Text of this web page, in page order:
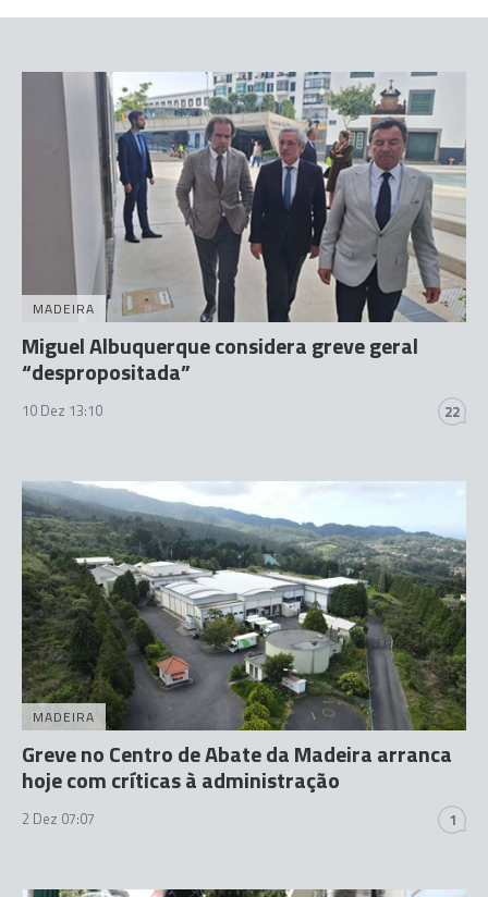
MADEIRA
Miguel Albuquerque considera greve geral
“despropositada”
10 Dez 13:10 22
MADEIRA
Greve no Centro de Abate da Madeira arranca
hoje com críticas à administração
2 Dez 07:07 1